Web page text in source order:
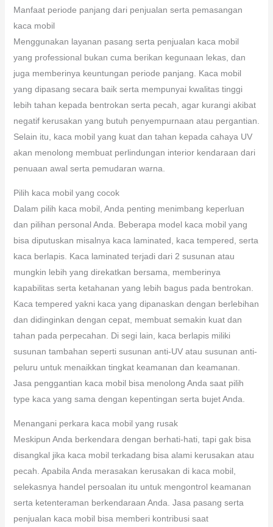
Manfaat periode panjang dari penjualan serta pemasangan
kaca mobil
Menggunakan layanan pasang serta penjualan kaca mobil
yang professional bukan cuma berikan kegunaan lekas, dan
juga memberinya keuntungan periode panjang. Kaca mobil
yang dipasang secara baik serta mempunyai kwalitas tinggi
Pilih kaca mobil yang cocok
Dalam pilih kaca mobil, Anda penting menimbang keperluan
dan pilihan personal Anda. Beberapa model kaca mobil yang
bisa diputuskan misalnya kaca laminated, kaca tempered, serta
kaca berlapis. Kaca laminated terjadi dari 2 susunan atau
mungkin lebih yang direkatkan bersama, memberinya
kapabilitas serta ketahanan yang lebih bagus pada bentrokan.
Kaca tempered yakni kaca yang dipanaskan dengan berlebihan
dan didinginkan dengan cepat, membuat semakin kuat dan
Menangani perkara kaca mobil yang rusak
Meskipun Anda berkendara dengan berhati-hati, tapi gak bisa